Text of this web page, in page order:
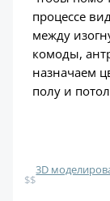
процессе
между
комоды,
назначаем
полу и
$$
3D